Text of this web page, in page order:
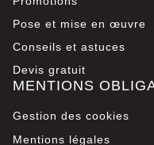
Pose et mise en œuvre
Conseils et astuces
Devis gratuit
MENTIONS
Gestion des cookies
Mentions légales